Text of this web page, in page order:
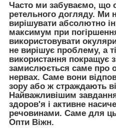
Часто ми забуваємо, що
ретельного догляду. Ми
вирішувати абсолютно
максимум при
використовувати
не вирішує проблему, а
використання покращує
замислюється саме про
нервах. Саме вони
зору або ж страждають
Найважливішим
здоров'я і активне
речовинами. Саме для
Опти Віжн.